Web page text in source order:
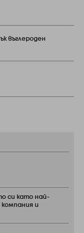
въглероден
си като най-
и